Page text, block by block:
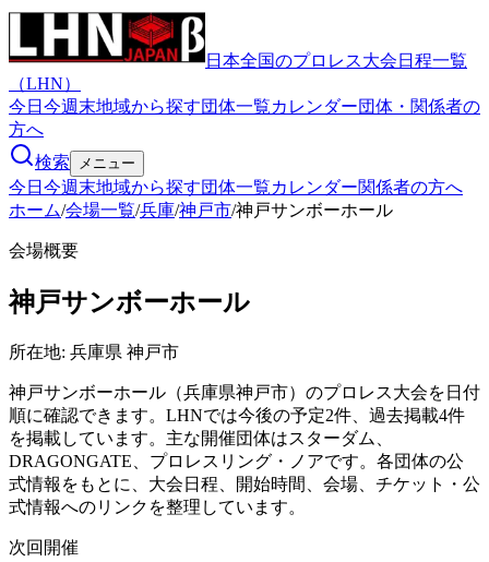
日本全国のプロレス大会日程一覧
（LHN）
今日 今週末地域から探す団体一覧カレンダー団体・関係者の
方へ
検索
メニュー
今日 今週末地域から探す団体一覧カレンダー関係者の方へ
ホーム/会場一覧/兵庫/神戸市/神戸サンボーホール
会場概要
神戸サンボーホール
所在地: 兵庫県 神戸市
神戸サンボーホール（兵庫県神戸市）のプロレス大会を日付
順に確認できます。LHNでは今後の予定2件、過去掲載4件
を掲載しています。主な開催団体はスターダム、
DRAGONGATE、プロレスリング・ノアです。各団体の公
式情報をもとに、大会日程、開始時間、会場、チケット・公
式情報へのリンクを整理しています。
次回開催